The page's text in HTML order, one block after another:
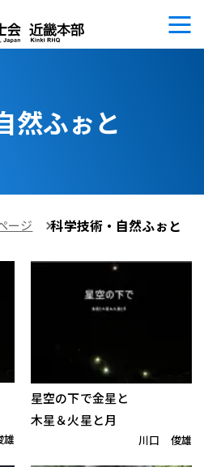
然ふぉと
ージ 科学技術・自然ふぉと
星空の下で金星と
木星＆火星と月
川口 俊雄